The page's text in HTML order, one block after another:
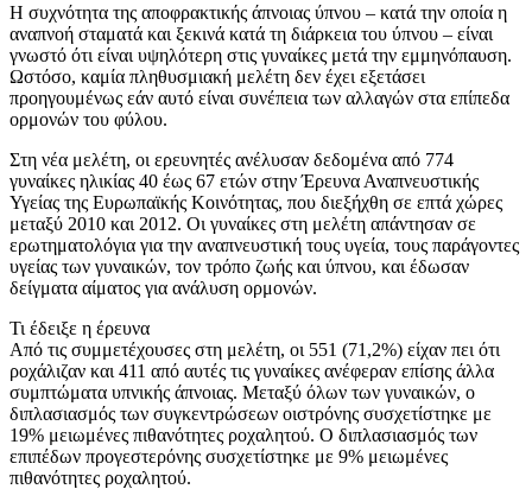
Η συχνότητα της αποφρακτικής άπνοιας ύπνου – κατά την οποία η
αναπνοή σταματά και ξεκινά κατά τη διάρκεια του ύπνου – είναι
γνωστό ότι είναι υψηλότερη στις γυναίκες μετά την εμμηνόπαυση.
Ωστόσο, καμία πληθυσμιακή μελέτη δεν έχει εξετάσει
προηγουμένως εάν αυτό είναι συνέπεια των αλλαγών στα επίπεδα
ορμονών του φύλου.
Στη νέα μελέτη, οι ερευνητές ανέλυσαν δεδομένα από 774
γυναίκες ηλικίας 40 έως 67 ετών στην Έρευνα Αναπνευστικής
Υγείας της Ευρωπαϊκής Κοινότητας, που διεξήχθη σε επτά χώρες
μεταξύ 2010 και 2012. Οι γυναίκες στη μελέτη απάντησαν σε
ερωτηματολόγια για την αναπνευστική τους υγεία, τους παράγοντες
υγείας των γυναικών, τον τρόπο ζωής και ύπνου, και έδωσαν
δείγματα αίματος για ανάλυση ορμονών.
Τι έδειξε η έρευνα
Από τις συμμετέχουσες στη μελέτη, οι 551 (71,2%) είχαν πει ότι
ροχάλιζαν και 411 από αυτές τις γυναίκες ανέφεραν επίσης άλλα
συμπτώματα υπνικής άπνοιας. Μεταξύ όλων των γυναικών, ο
διπλασιασμός των συγκεντρώσεων οιστρόνης συσχετίστηκε με
19% μειωμένες πιθανότητες ροχαλητού. Ο διπλασιασμός των
επιπέδων προγεστερόνης συσχετίστηκε με 9% μειωμένες
πιθανότητες ροχαλητού.